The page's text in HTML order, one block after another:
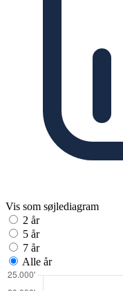
Vis som søjlediagram
2 år
5 år
7 år
Alle år